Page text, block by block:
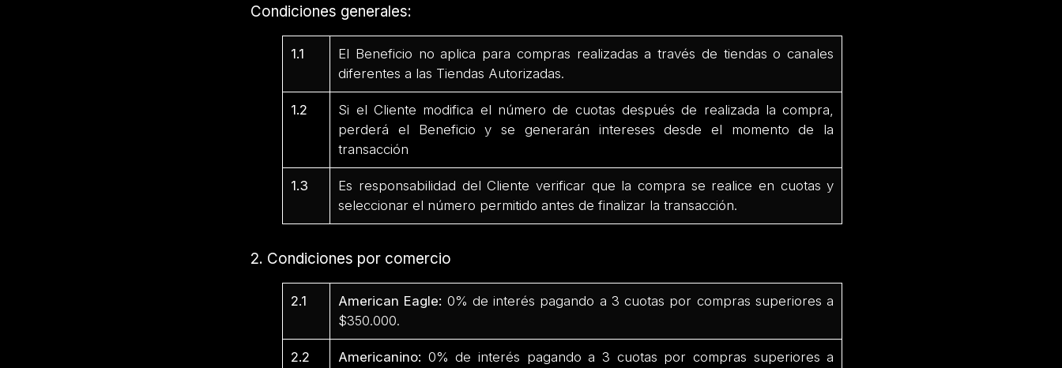
Condiciones generales:
1.1
El Beneficio no aplica para compras realizadas a través de tiendas o canales
diferentes a las Tiendas Autorizadas.
1.2
Si el Cliente modifica el número de cuotas después de realizada la compra,
perderá el Beneficio y se generarán intereses desde el momento de la
transacción
1.3
Es responsabilidad del Cliente verificar que la compra se realice en cuotas y
seleccionar el número permitido antes de finalizar la transacción.
2. Condiciones por comercio
2.1 American Eagle: 0% de interés pagando a 3 cuotas por compras superiores a
$350.000.
2.2 Americanino: 0% de interés pagando a 3 cuotas por compras superiores a